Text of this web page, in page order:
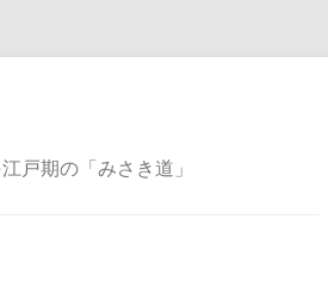
戸期の「みさき道」